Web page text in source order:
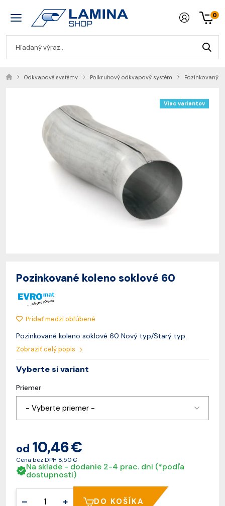
0
Odkvapové systémy Polkruhový odkvapový systém Pozinkovaný
Viac variantov
Pozinkované koleno soklové 60
Pridať medzi obľúbené
Pozinkované koleno soklové 60 Nový typ/Starý typ.
Zobraziť celý popis
Vyberte si variant
Priemer
- Vyberte priemer -
od 10,46 €
Cena bez DPH 8,50 €
Na sklade - dodanie 2-4 prac. dni (*podľa
dostupnosti)
– + DO KOŠÍKA